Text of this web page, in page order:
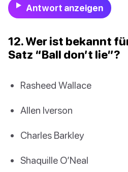
Antwort anzeigen
12. Wer ist bekannt
Satz “Ball don’t lie”?
Rasheed Wallace
Allen Iverson
Charles Barkley
Shaquille O’Neal